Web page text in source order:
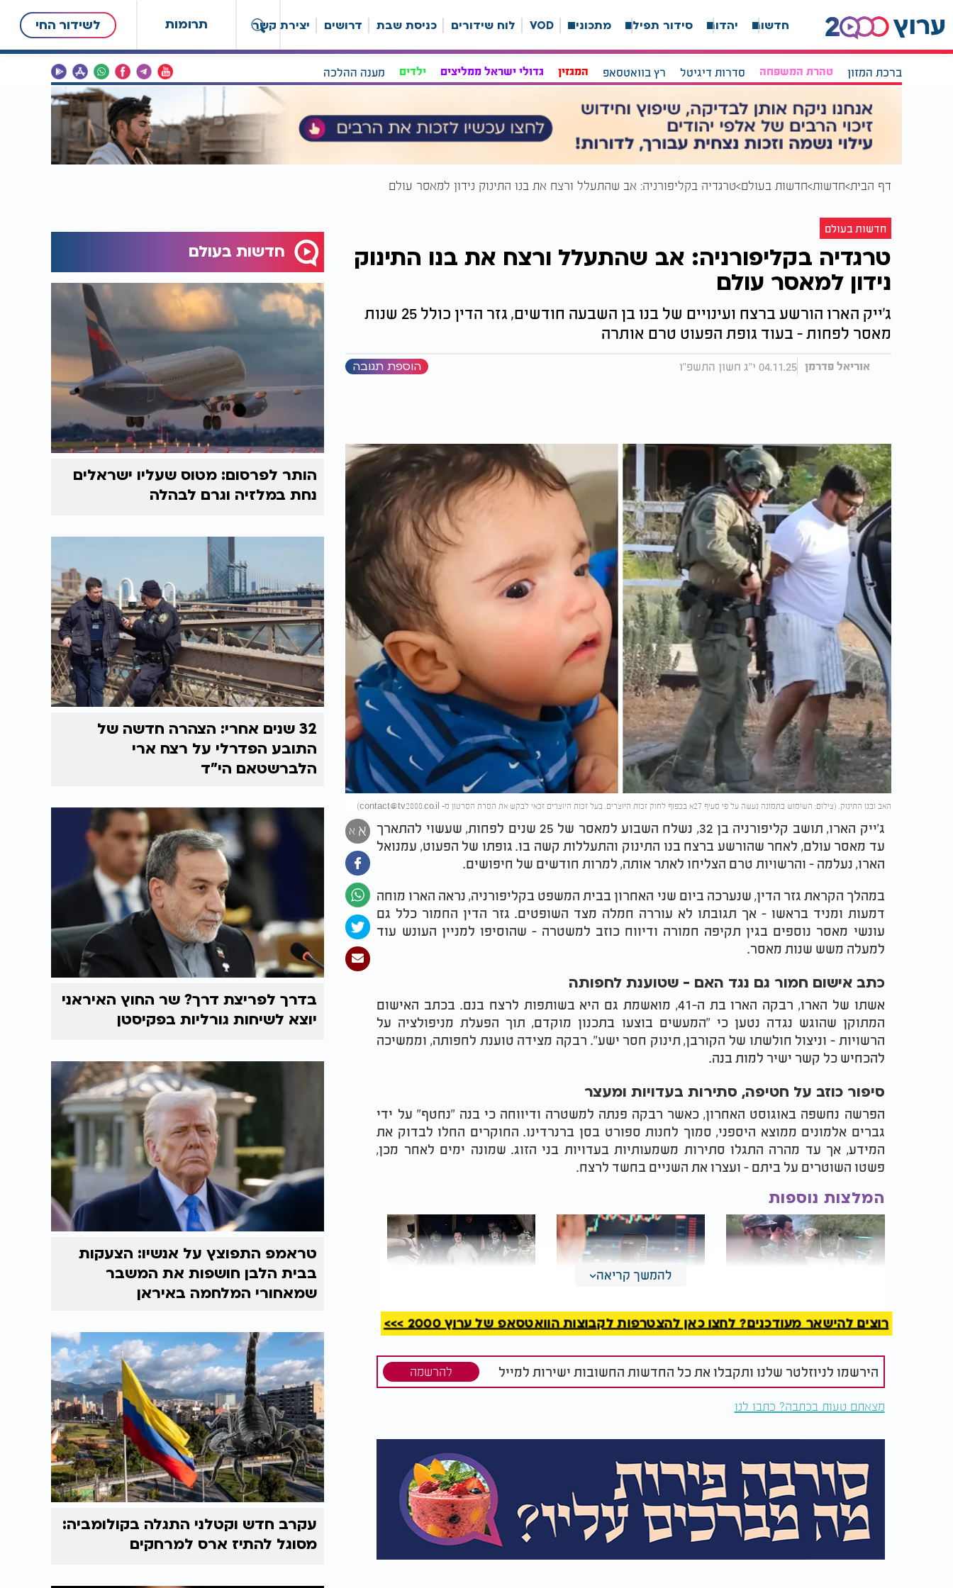
תרומות לשידור החי חדשות יהדות סידור תפילה מתכונים VOD לוח שידורים כניסת שבת דרושים יצירת קשר
ברכת המזון טהרת המשפחה סדרות דיגיטל רץ בוואטסאפ המגזין גדולי ישראל ממליצים ילדים מענה ההלכה
דף הבית חדשות חדשות בעולם טרגדיה בקליפורניה: אב שהתעלל ורצח את בנו התינוק נידון למאסר עולם
חדשות בעולם
טרגדיה בקליפורניה: אב שהתעלל ורצח את בנו התינוק
נידון למאסר עולם
ג'ייק הארו הורשע ברצח ועינויים של בנו בן השבעה חודשים, גזר הדין כולל 25 שנות
מאסר לפחות - בעוד גופת הפעוט טרם אותרה
אוריאל פדרמן 04.11.25 י"ג חשון התשפ"ו הוספת תגובה
האב ובנו התינוק. (צילום: השימוש בתמונה נעשה על פי סעיף 27א בכפוף לחוק זכות היוצרים. בעל זכות היוצרים זכאי לבקש את הסרת הסרטון מ- contact@tv2000.co.il
)
א א
ג'ייק הארו, תושב קליפורניה בן 32, נשלח השבוע למאסר של 25 שנים לפחות, שעשוי להתארך
עד מאסר עולם, לאחר שהורשע ברצח בנו התינוק והתעללות קשה בו. גופתו של הפעוט, עמנואל
הארו, נעלמה - והרשויות טרם הצליחו לאתר אותה, למרות חודשים של חיפושים.
במהלך הקראת גזר הדין, שנערכה ביום שני האחרון בבית המשפט בקליפורניה, נראה הארו מוחה
דמעות ומניד בראשו - אך תגובתו לא עוררה חמלה מצד השופטים. גזר הדין החמור כלל גם
עונשי מאסר נוספים בגין תקיפה חמורה ודיווח כוזב למשטרה - שהוסיפו למניין העונש עוד
למעלה משש שנות מאסר.
כתב אישום חמור גם נגד האם - שטוענת לחפותה
אשתו של הארו, רבקה הארו בת ה-41, מואשמת גם היא בשותפות לרצח בנם. בכתב האישום
המתוקן שהוגש נגדה נטען כי "המעשים בוצעו בתכנון מוקדם, תוך הפעלת מניפולציה על
הרשויות - וניצול חולשתו של הקורבן, תינוק חסר ישע". רבקה מצידה טוענת לחפותה, וממשיכה
להכחיש כל קשר ישיר למות בנה.
סיפור כוזב על חטיפה, סתירות בעדויות ומעצר
הפרשה נחשפה באוגוסט האחרון, כאשר רבקה פנתה למשטרה ודיווחה כי בנה "נחטף" על ידי
גברים אלמונים ממוצא היספני, סמוך לחנות ספורט בסן ברנרדינו. החוקרים החלו לבדוק את
המידע, אך עד מהרה התגלו סתירות משמעותיות בעדויות בני הזוג. שמונה ימים לאחר מכן,
פשטו השוטרים על ביתם - ועצרו את השניים בחשד לרצח.
המלצות נוספות
תיעוד מגבול ישראל של
בכיר חיזבאללה שחוסל
מנכ"ל "בינאנס",
צ'אנגפנג זאו המכונה
האומנות כעדות: שורד
השבי ששוחרר מעזה
שתספר את סיפורו
המצמרר
הרג את התינוק. באחת מגרסאותיו אמר כי חנק את הילד "בטעות" במהלך השינה - ובגרסה
עבר פלילי מטריד - וכתם של רשלנות מערכתית
על פי ממצאי התביעה, מדובר אינו במקרה ראשון של התעללות במשפחה. הארו הורשע בעבר
בתקיפת בתו התינוקת, קרולינה, כאשר הייתה בת עשרה שבועות בלבד. כתוצאה מהמכות
שספגה - נגרמו לה נזקי גוף קשים ונכויות. אז, במפתיע, נגזר עליו רק מאסר על תנאי - והוא לא
ריצה אף יום בכלא.
להמשך קריאה
רוצים להישאר מעודכנים? לחצו כאן להצטרפות לקבוצות הוואטסאפ של ערוץ 2000 >>>
הירשמו לניוזלטר שלנו ותקבלו את כל החדשות החשובות ישירות למייל להרשמה
מצאתם טעות בכתבה? כתבו לנו
חדשות בעולם
הותר לפרסום: מטוס שעליו ישראלים
נחת במלזיה וגרם לבהלה
32 שנים אחרי: הצהרה חדשה של
התובע הפדרלי על רצח ארי
הלברשטאם הי"ד
בדרך לפריצת דרך? שר החוץ האיראני
יוצא לשיחות גורליות בפקיסטן
טראמפ התפוצץ על אנשיו: הצעקות
בבית הלבן חושפות את המשבר
שמאחורי המלחמה באיראן
עקרב חדש וקטלני התגלה בקולומביה:
מסוגל להתיז ארס למרחקים